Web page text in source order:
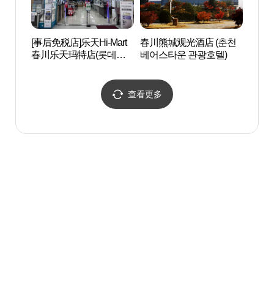
[事后免税店]乐天Hi-Mart
春川乐天玛特店(롯데하
春川熊城观光酒店 (춘천
베어스타운 관광호텔)
查看更多